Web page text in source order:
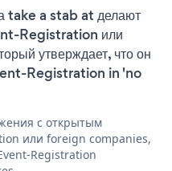
take a stab at делают
Registration или
утверждает, что он
Registration in 'no
с открытым
или foreign companies,
Registration